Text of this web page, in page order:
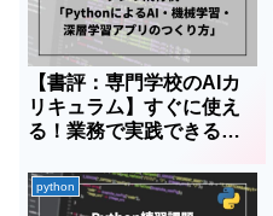
【書評：専門学校のAIカ
リキュラム】すぐに使え
る！業務で実践できる！
習・深層学習アプリのつ
くり方
python